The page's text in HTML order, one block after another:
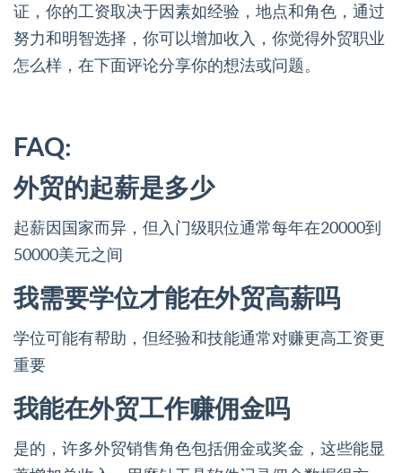
证，你的工资取决于因素如经验，地点和角色，通过
努力和明智选择，你可以增加收入，你觉得外贸职业
怎么样，在下面评论分享你的想法或问题。
FAQ:
外贸的起薪是多少
起薪因国家而异，但入门级职位通常每年在20000到
50000美元之间
我需要学位才能在外贸高薪吗
学位可能有帮助，但经验和技能通常对赚更高工资更
重要
我能在外贸工作赚佣金吗
是的，许多外贸销售角色包括佣金或奖金，这些能显